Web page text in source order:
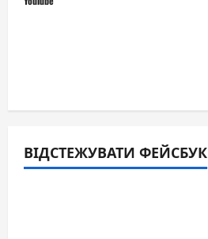
ВІДСТЕЖУВАТИ ФЕЙСБУК